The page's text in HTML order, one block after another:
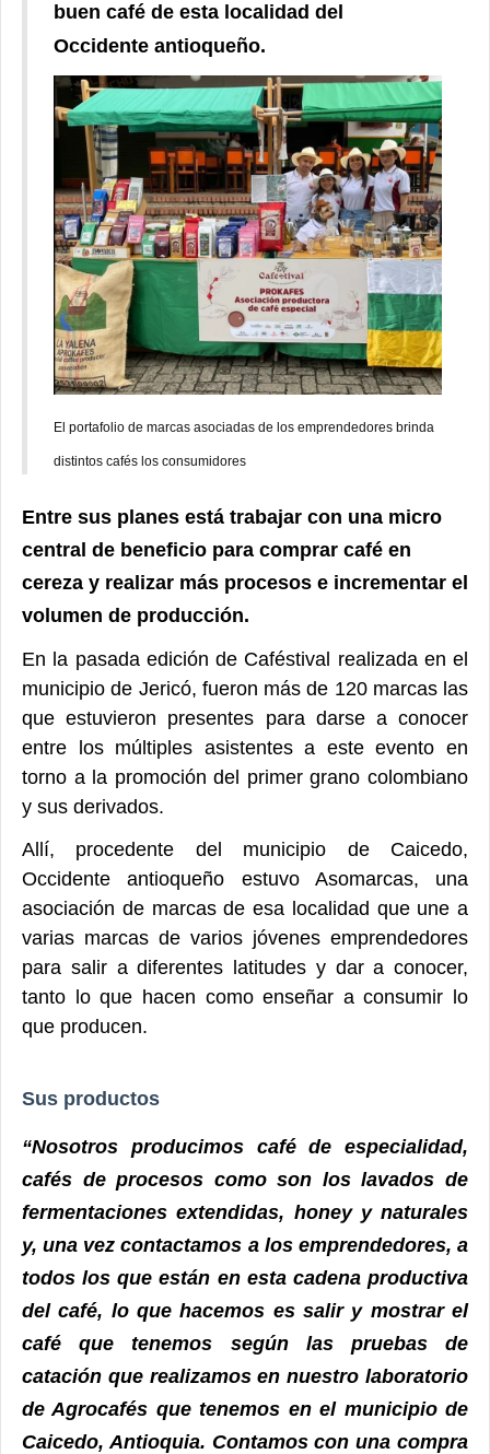
buen café de esta localidad del
Occidente antioqueño.
El portafolio de marcas asociadas de los emprendedores brinda
distintos cafés los consumidores
Entre sus planes está trabajar con una micro
central de beneficio para comprar café en
cereza y realizar más procesos e incrementar el
volumen de producción.
En la pasada edición de Caféstival realizada en el
municipio de Jericó, fueron más de 120 marcas las
que estuvieron presentes para darse a conocer
entre los múltiples asistentes a este evento en
torno a la promoción del primer grano colombiano
y sus derivados.
Allí, procedente del municipio de Caicedo,
Occidente antioqueño estuvo Asomarcas, una
asociación de marcas de esa localidad que une a
varias marcas de varios jóvenes emprendedores
para salir a diferentes latitudes y dar a conocer,
tanto lo que hacen como enseñar a consumir lo
que producen.
Sus productos
“Nosotros producimos café de especialidad,
cafés de procesos como son los lavados de
fermentaciones extendidas, honey y naturales
y, una vez contactamos a los emprendedores, a
todos los que están en esta cadena productiva
del café, lo que hacemos es salir y mostrar el
café que tenemos según las pruebas de
catación que realizamos en nuestro laboratorio
de Agrocafés que tenemos en el municipio de
Caicedo, Antioquia. Contamos con una compra